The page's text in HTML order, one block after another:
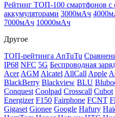
Рейтинг ТОП-100 смартфонов
аккумуляторами 3000мАч
7000мАч 10000мАч
Другое
ТОП-рейтинга AnTuTu
IP68 NFC 5G Беспроводная
Acer AGM Alcatel AllCall Apple
BlackBerry Blackview BLU
Conquest Coolpad Crosscall Cubot
Energizer F150 Fairphone FCNT
Gigaset Gionee Google Hafury